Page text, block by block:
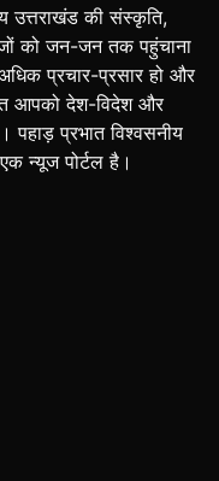
उत्तराखंड की संस्कृति,
को जन-जन तक पहुंचाना
प्रचार-प्रसार हो और
आपको देश-विदेश और
पहाड़ प्रभात विश्वसनीय
न्यूज पोर्टल है।